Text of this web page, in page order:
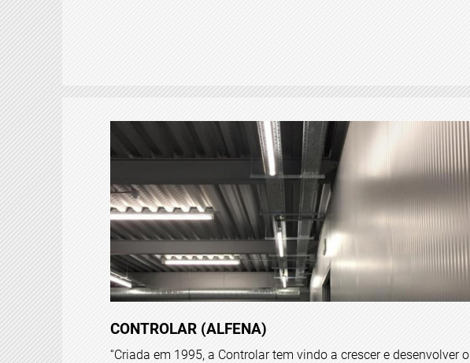
CONTROLAR (ALFENA)
“Criada em 1995, a Controlar tem vindo a crescer e desenvolver o